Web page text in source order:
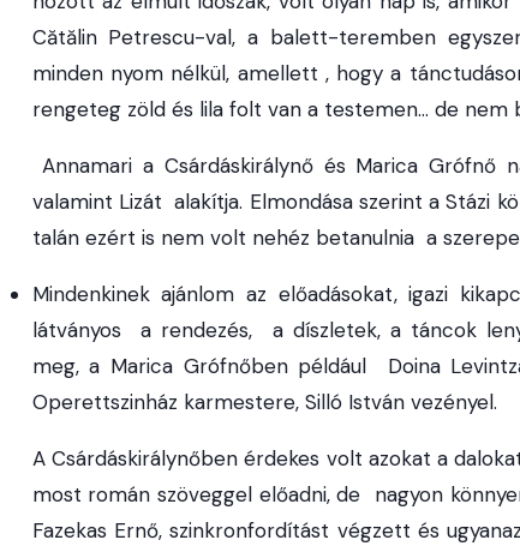
Cătălin Petrescu-val, a balett-teremben
minden nyom nélkül, amellett , hogy a
rengeteg zöld és lila folt van a testemen… de nem
Annamari a Csárdáskirálynő és Marica Grófnő
valamint Lizát alakítja. Elmondása szerint a Stázi
talán ezért is nem volt nehéz betanulnia a
Mindenkinek ajánlom az előadásokat, igazi
látványos a rendezés, a díszletek, a táncok
meg, a Marica Grófnőben például Doina
Operettszinház karmestere, Silló István vezényel.
A Csárdáskirálynőben érdekes volt azokat a
most román szöveggel előadni, de nagyon
Fazekas Ernő, szinkronfordítást végzett és